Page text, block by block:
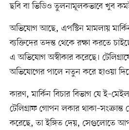
ছবি বা ভিডিও তুলনামূলকভাবে খুব
অভিযোগ আছে, এপস্টিন মামলায়
ব্যক্তিদের তদন্ত থেকে রক্ষা করতে
এ অভিযোগ অস্বীকার করেছে।
অভিযোগের পালে নতুন করে হাওয়া
কারণ, মার্কিন বিচার বিভাগ যে
টেলিগ্রাফ গোপন লকার থাকা–সংক্রান্ত
করেছে, তা ইঙ্গিত দেয়, সেগুলোতে